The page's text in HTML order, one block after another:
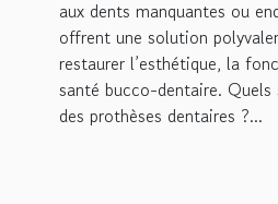
aux dents manquantes ou
offrent une solution
restaurer l’esthétique, la
santé bucco-dentaire. Quels
des prothèses dentaires ?...